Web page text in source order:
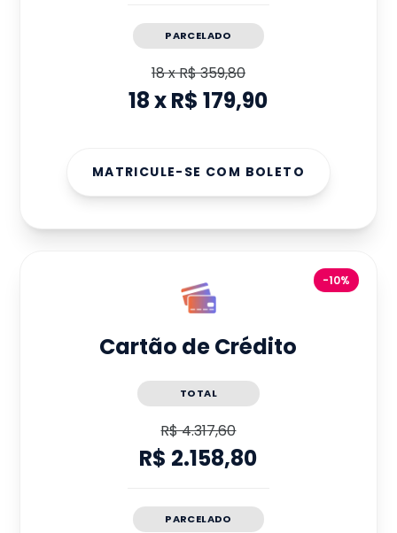
PARCELADO
18xR$ 359,80
18xR$ 179,90
MATRICULE-SE COM BOLETO
-10%
Cartão de Crédito
TOTAL
R$ 4.317,60
R$ 2.158,80
PARCELADO